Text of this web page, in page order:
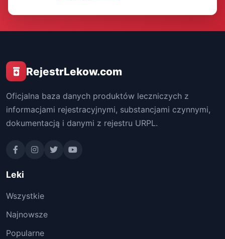
RejestrLekow.com
Oficjalna baza danych produktów leczniczych z
informacjami rejestracyjnymi, substancjami czynnymi,
dokumentacją i danymi z rejestru URPL.
Leki
Wszystkie
Najnowsze
Popularne